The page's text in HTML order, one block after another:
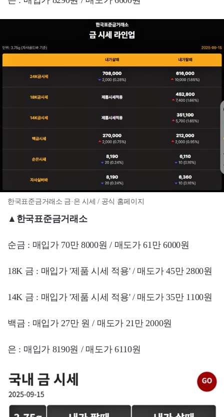
한국표준금거래소 금·은 시세 / 공식 홈페이지
▲한국표준금거래소
순금 : 매입가 70만 8000원 / 매도가 61만 6000원
18K 금 : 매입가 '제품 시세 적용' / 매도가 45만 2800원
14K 금 : 매입가 '제품 시세 적용' / 매도가 35만 1100원
백금 : 매입가 27만 원 / 매도가 21만 2000원
은 : 매입가 8190원 / 매도가 6110원